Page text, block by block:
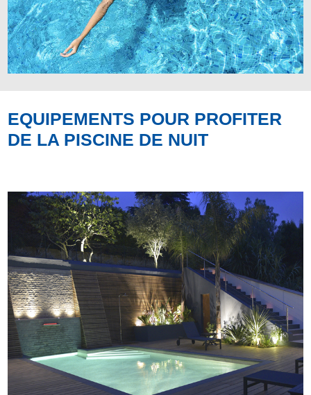
EQUIPEMENTS POUR PROFITER
DE LA PISCINE DE NUIT